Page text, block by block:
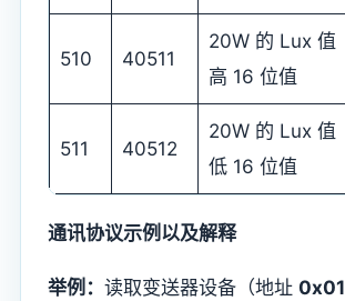
510 40511
20W 的 Lux 值
高 16 位值
511 40512
20W 的 Lux 值
低 16 位值
通讯协议示例以及解释
举例： 读取变送器设备（地址 0x01